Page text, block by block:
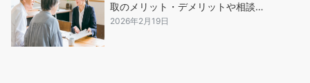
取のメリット・デメリットや相談…
2026年2月19日